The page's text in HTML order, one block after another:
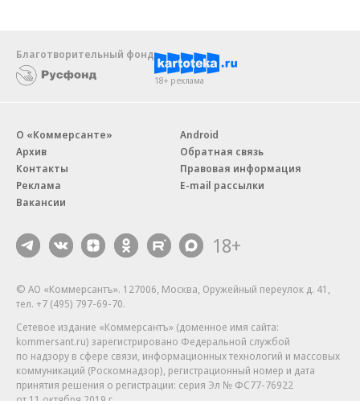
Благотворительный фонд
18+ реклама
О «Коммерсанте»
Архив
Контакты
Реклама
Вакансии
Android
Обратная связь
Правовая информация
E-mail рассылки
18+
© АО «Коммерсантъ». 127006, Москва, Оружейный переулок д. 41,
тел. +7 (495) 797-69-70.
Сетевое издание «Коммерсантъ» (доменное имя сайта:
kommersant.ru) зарегистрировано Федеральной службой
по надзору в сфере связи, информационных технологий и массовых
коммуникаций (Роскомнадзор), регистрационный номер и дата
принятия решения о регистрации: серия Эл № ФС77-76922
от 11 октября 2019 г.